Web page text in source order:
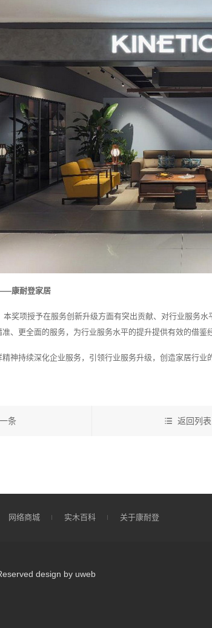
康耐登家居
本奖项授予在服务创新升级方面有突出贡献、对行业服务
、更全面的服务，为行业服务水平的提升提供有效的借鉴
神持续深化企业服务，引领行业服务升级，创造家居行业
条 返回列表
网络商城 实木百科 关于康耐登
design by uweb